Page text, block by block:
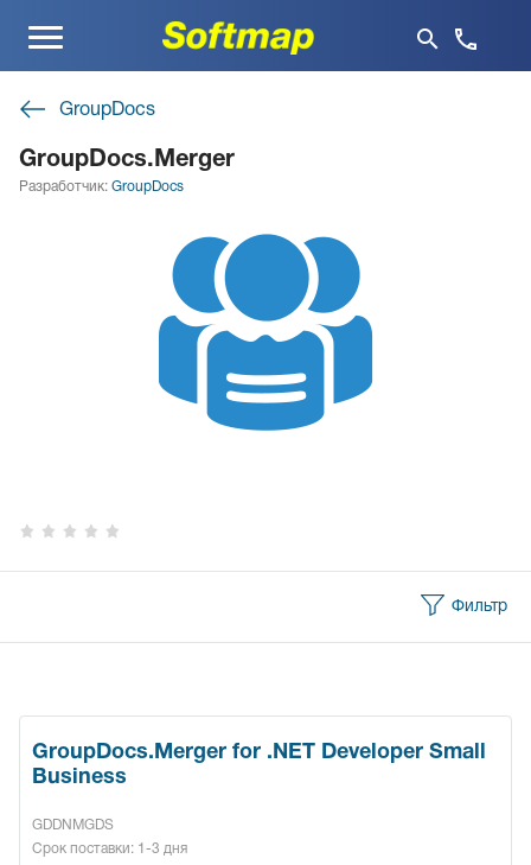
Меню
GroupDocs
GroupDocs.Merger
Разработчик: GroupDocs
Фильтр
GroupDocs.Merger for .NET Developer Small
Business
GDDNMGDS
Срок поставки: 1-3 дня